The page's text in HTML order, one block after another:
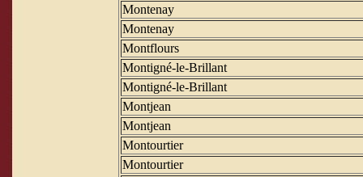
Montenay
Montenay
Montflours
Montigné-le-Brillant
Montigné-le-Brillant
Montjean
Montjean
Montourtier
Montourtier